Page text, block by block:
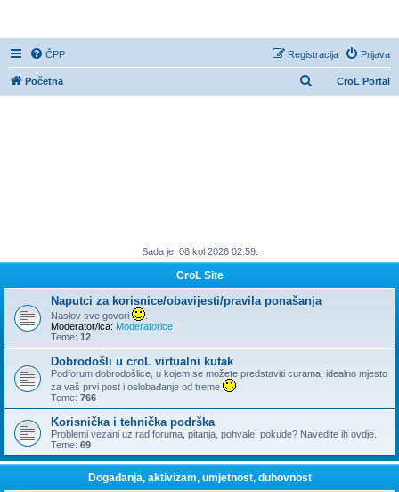
ČPP Prijava
Registracija
CroL Portal
Početna
Sada je: 08 kol 2026 02:59.
CroL Site
Naputci za korisnice/obavijesti/pravila ponašanja
Naslov sve govori
Moderator/ica: Moderatorice
Teme: 12
Dobrodošli u croL virtualni kutak
Podforum dobrodošlice, u kojem se možete predstaviti curama, idealno mjesto
za vaš prvi post i oslobađanje od treme
Teme: 766
Korisnička i tehnička podrška
Problemi vezani uz rad foruma, pitanja, pohvale, pokude? Navedite ih ovdje.
Teme: 69
Događanja, aktivizam, umjetnost, duhovnost